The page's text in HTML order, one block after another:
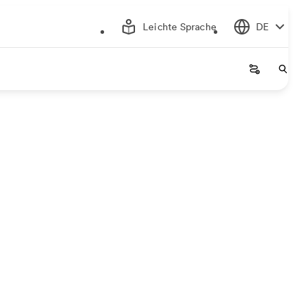
Leichte Sprache DE
Startseite